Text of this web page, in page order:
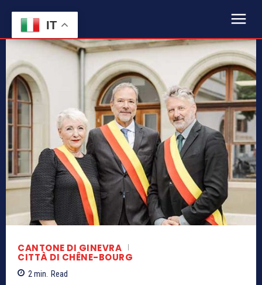
CANTONE DI GINEVRA
CITTÀ DI CHÊNE-BOURG
2min. Read
IT